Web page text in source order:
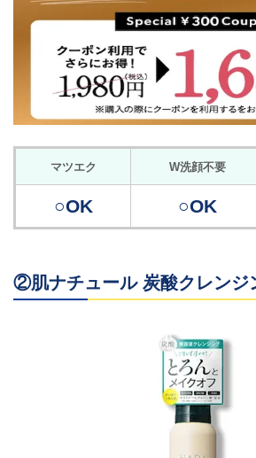
マツエク W洗顔不要
○OK ○OK
②肌ナチュール 炭酸クレンジ